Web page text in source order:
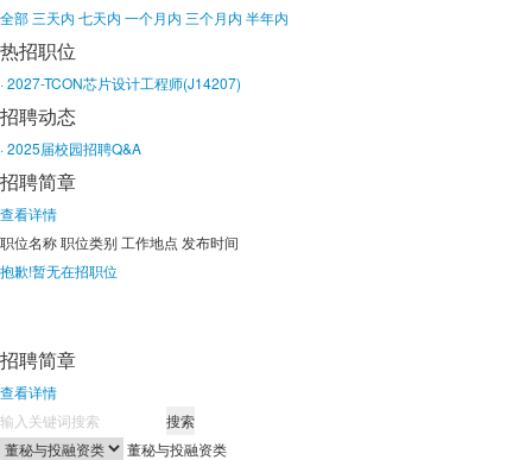
全部 三天内 七天内 一个月内 三个月内 半年内
热招职位
· 2027-TCON芯片设计工程师(J14207)
招聘动态
· 2025届校园招聘Q&A
招聘简章
查看详情
职位名称职位类别 工作地点 发布时间
抱歉!暂无在招职位
招聘简章
查看详情
搜索
董秘与投融资类